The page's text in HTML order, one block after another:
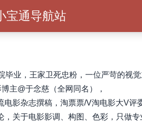
宝通导航站
毕业，王家卫死忠粉，一位严苛的视
主@于念慈（全网同名），
电影杂志撰稿，淘票票/V淘电影大V
，关于电影影调、构图、色彩，只做专